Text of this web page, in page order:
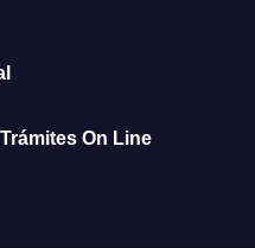
Trámites On Line